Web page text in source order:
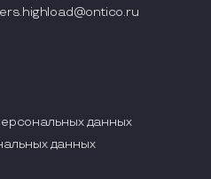
данных
данных